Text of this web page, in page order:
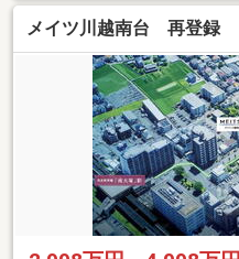
メイツ川越南台 再登録